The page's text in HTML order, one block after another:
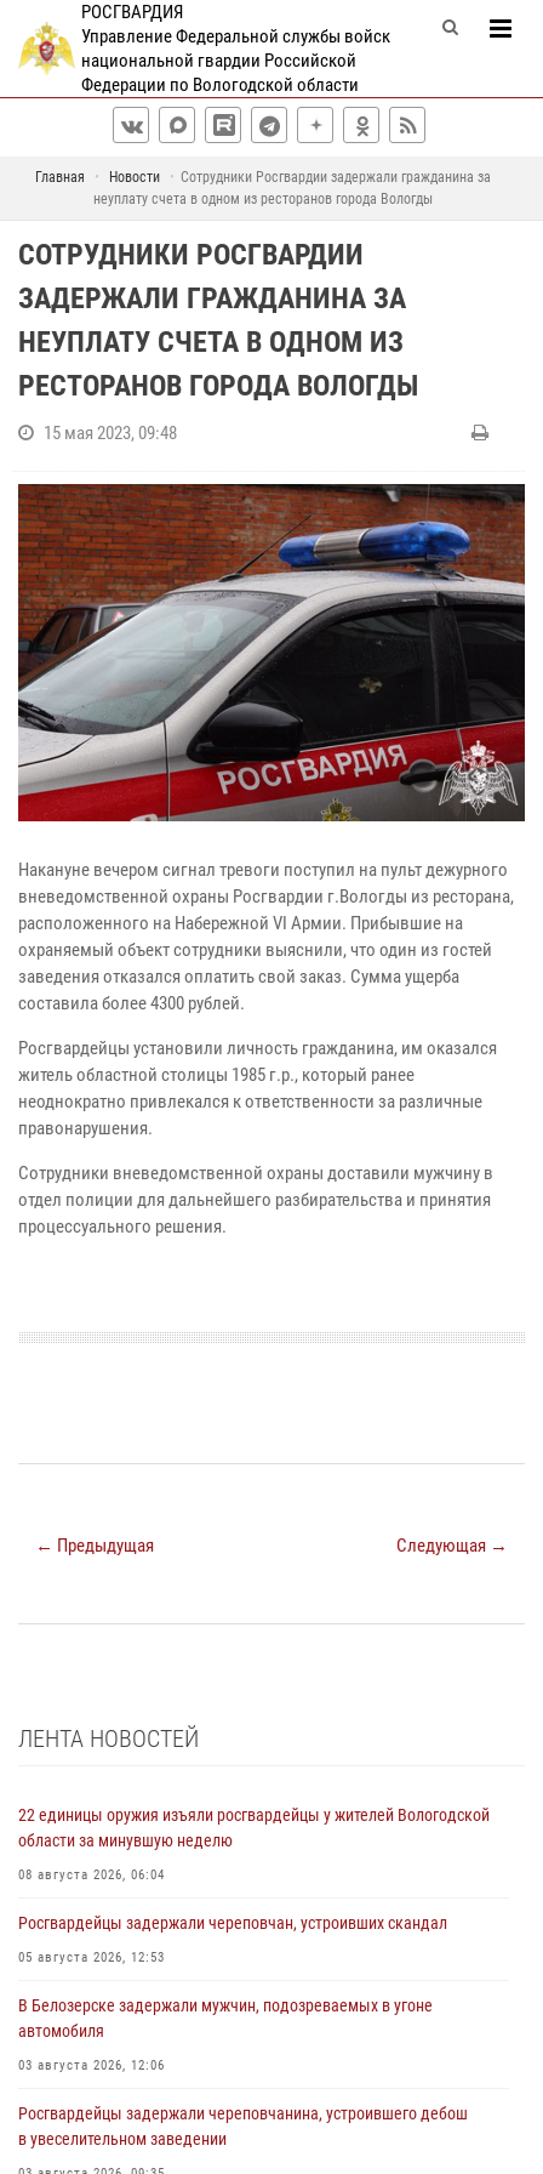
РОСГВАРДИЯ
Управление Федеральной службы войск
национальной гвардии Российской
Федерации по Вологодской области
Главная Новости
Сотрудники Росгвардии задержали гражданина за
неуплату счета в одном из ресторанов города Вологды
СОТРУДНИКИ РОСГВАРДИИ
ЗАДЕРЖАЛИ ГРАЖДАНИНА ЗА
НЕУПЛАТУ СЧЕТА В ОДНОМ ИЗ
РЕСТОРАНОВ ГОРОДА ВОЛОГДЫ
15 мая 2023, 09:48
Накануне вечером сигнал тревоги поступил на пульт дежурного
вневедомственной охраны Росгвардии г.Вологды из ресторана,
расположенного на Набережной VI Армии. Прибывшие на
охраняемый объект сотрудники выяснили, что один из гостей
заведения отказался оплатить свой заказ. Сумма ущерба
составила более 4300 рублей.
Росгвардейцы установили личность гражданина, им оказался
житель областной столицы 1985 г.р., который ранее
неоднократно привлекался к ответственности за различные
правонарушения.
Сотрудники вневедомственной охраны доставили мужчину в
отдел полиции для дальнейшего разбирательства и принятия
процессуального решения.
← Предыдущая Следующая →
ЛЕНТА НОВОСТЕЙ
22 единицы оружия изъяли росгвардейцы у жителей Вологодской
области за минувшую неделю
08 августа 2026, 06:04
Росгвардейцы задержали череповчан, устроивших скандал
05 августа 2026, 12:53
В Белозерске задержали мужчин, подозреваемых в угоне
автомобиля
03 августа 2026, 12:06
Росгвардейцы задержали череповчанина, устроившего дебош
в увеселительном заведении